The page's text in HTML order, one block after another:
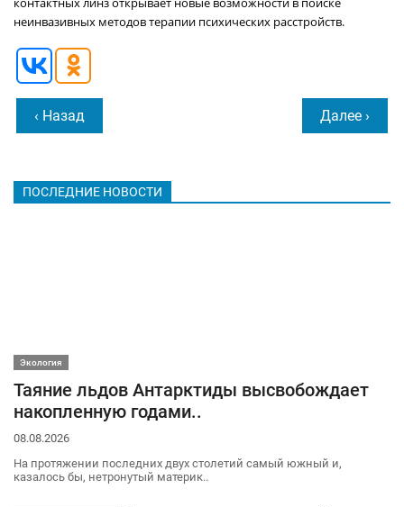
неинвазивных методов терапии психических расстройств.
‹ Назад Далее ›
ПОСЛЕДНИЕ НОВОСТИ
Экология
Таяние льдов Антарктиды высвобождает
накопленную годами..
08.08.2026
На протяжении последних двух столетий самый южный и,
казалось бы, нетронутый материк..